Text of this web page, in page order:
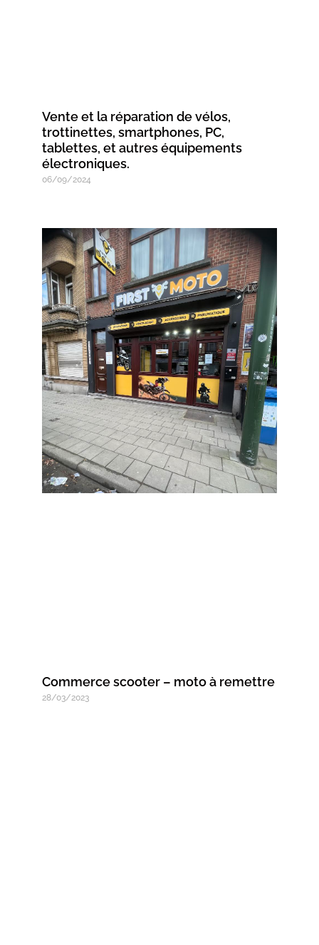
Vente et la réparation de vélos,
trottinettes, smartphones, PC,
tablettes, et autres équipements
électroniques.
06/09/2024
Commerce scooter – moto à remettre
28/03/2023